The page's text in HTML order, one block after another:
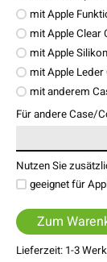
mit Apple
mit Apple Clear
mit Apple
mit Apple Leder
mit anderem
Für andere Case/
Nutzen Sie
geeignet für
Zum
Lieferzeit: 1-3